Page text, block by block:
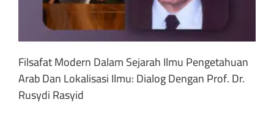
Filsafat Modern Dalam Sejarah Ilmu Pengetahuan
Arab Dan Lokalisasi Ilmu: Dialog Dengan Prof. Dr.
Rusydi Rasyid